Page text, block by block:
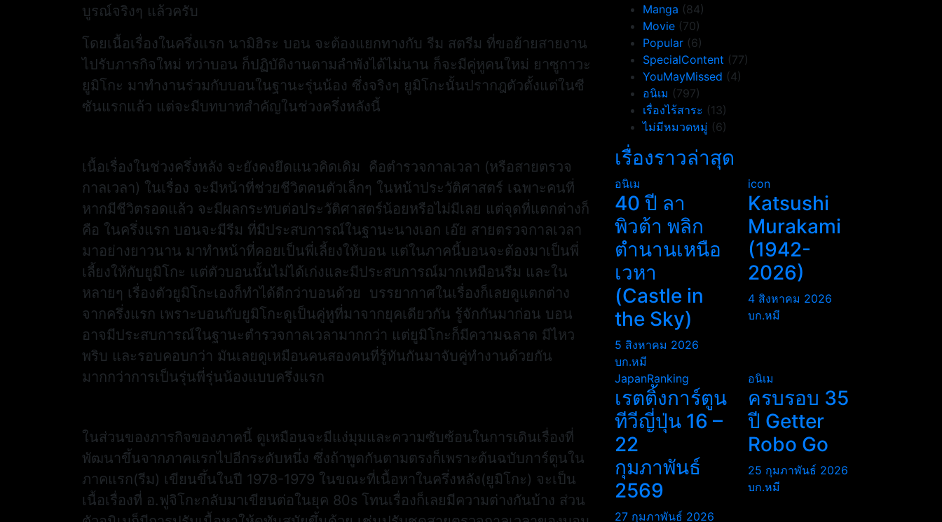
บูรณ์จริงๆ แล้วครับ
โดยเนื้อเรื่องในครึ่งแรก นามิฮิระ บอน จะต้องแยกทางกับ รีม สตรีม ที่ขอย้ายสายงาน
ไปรับภารกิจใหม่ ทว่าบอน ก็ปฏิบัติงานตามลำพังได้ไม่นาน ก็จะมีคู่หูคนใหม่ ยาซูกาวะ
ยูมิโกะ มาทำงานร่วมกับบอนในฐานะรุ่นน้อง ซึ่งจริงๆ ยูมิโกะนั้นปรากฎตัวตั้งแต่ในซี
ซันแรกแล้ว แต่จะมีบทบาทสำคัญในช่วงครึ่งหลังนี้
เนื้อเรื่องในช่วงครึ่งหลัง จะยังคงยึดแนวคิดเดิม คือตำรวจกาลเวลา (หรือสายตรวจ
กาลเวลา) ในเรื่อง จะมีหน้าที่ช่วยชีวิตคนตัวเล็กๆ ในหน้าประวัติศาสตร์ เฉพาะคนที่
หากมีชีวิตรอดแล้ว จะมีผลกระทบต่อประวัติศาสตร์น้อยหรือไม่มีเลย แต่จุดที่แตกต่างก็
คือ ในครึ่งแรก บอนจะมีรีม ที่มีประสบการณ์ในฐานะนางเอก เอ๊ย สายตรวจกาลเวลา
มาอย่างยาวนาน มาทำหน้าที่คอยเป็นพี่เลี้ยงให้บอน แต่ในภาคนี้บอนจะต้องมาเป็นพี่
เลี้ยงให้กับยูมิโกะ แต่ตัวบอนนั้นไม่ได้เก่งและมีประสบการณ์มากเหมือนรีม และใน
หลายๆ เรื่องตัวยูมิโกะเองก็ทำได้ดีกว่าบอนด้วย บรรยากาศในเรื่องก็เลยดูแตกต่าง
จากครึ่งแรก เพราะบอนกับยูมิโกะดูเป็นคู่หูที่มาจากยุคเดียวกัน รู้จักกันมาก่อน บอน
อาจมีประสบการณ์ในฐานะตำรวจกาลเวลามากกว่า แต่ยูมิโกะก็มีความฉลาด มีไหว
พริบ และรอบคอบกว่า มันเลยดูเหมือนคนสองคนที่รู้ทันกันมาจับคู่ทำงานด้วยกัน
มากกว่าการเป็นรุ่นพี่รุ่นน้องแบบครึ่งแรก
ในส่วนของภารกิจของภาคนี้ ดูเหมือนจะมีแง่มุมและความซับซ้อนในการเดินเรื่องที่
พัฒนาขึ้นจากภาคแรกไปอีกระดับหนึ่ง ซึ่งถ้าพูดกันตามตรงก็เพราะต้นฉบับการ์ตูนใน
ภาคแรก(รีม) เขียนขึ้นในปี 1978-1979 ในขณะที่เนื้อหาในครึ่งหลัง(ยูมิโกะ) จะเป็น
เนื้อเรื่องที่ อ.ฟูจิโกะกลับมาเขียนต่อในยุค 80s โทนเรื่องก็เลยมีความต่างกันบ้าง ส่วน
Manga (84)
Movie (70)
Popular (6)
SpecialContent (77)
YouMayMissed (4)
อนิเม (797)
เรื่องไร้สาระ (13)
ไม่มีหมวดหมู่ (6)
เรื่องราวล่าสุด
อนิเม
40 ปี ลา
พิวต้า พลิก
ตำนานเหนือ
เวหา
(Castle in
the Sky)
5 สิงหาคม 2026
บก.หมี
icon
Katsushi
Murakami
(1942-
2026)
4 สิงหาคม 2026
บก.หมี
JapanRanking
เรตติ้งการ์ตูน
ทีวีญี่ปุ่น 16 –
22
กุมภาพันธ์
2569
27 กุมภาพันธ์ 2026
อนิเม
ครบรอบ 35
ปี Getter
Robo Go
25 กุมภาพันธ์ 2026
บก.หมี